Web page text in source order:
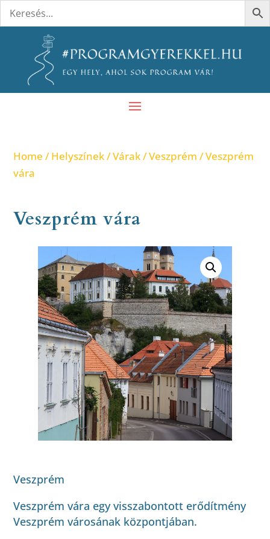
Home /Helyszínek/Várak/Veszprém / Veszprém
vára
Veszprém vára
Veszprém
Veszprém vára egy visszabontott erődítmény
Veszprém városának központjában.